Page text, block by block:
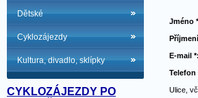
Dětské
Cyklozájezdy
Kultura, divadlo, sklípky
CYKLOZÁJEZDY PO
Jméno
E-mail *:
Telefon
Ulice,